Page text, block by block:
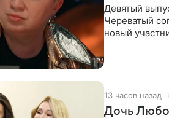
Девятый
Череватый
новый
13 часов назад
Дочь